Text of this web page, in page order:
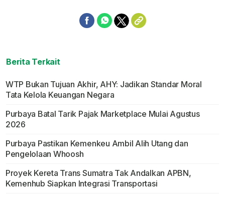
Berita Terkait
WTP Bukan Tujuan Akhir, AHY: Jadikan Standar Moral
Tata Kelola Keuangan Negara
Purbaya Batal Tarik Pajak Marketplace Mulai Agustus
2026
Purbaya Pastikan Kemenkeu Ambil Alih Utang dan
Pengelolaan Whoosh
Proyek Kereta Trans Sumatra Tak Andalkan APBN,
Kemenhub Siapkan Integrasi Transportasi